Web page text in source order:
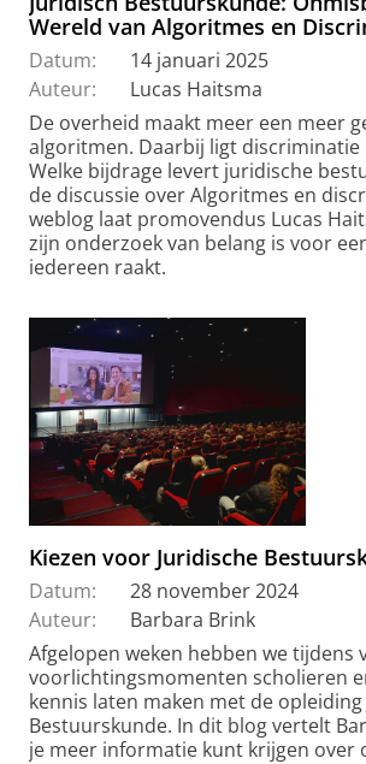
Wereld van Algoritmes en
Datum:
14 januari 2025
Auteur:
Lucas Haitsma
De overheid maakt meer een meer
algoritmen. Daarbij ligt discriminatie
Welke bijdrage levert juridische
de discussie over Algoritmes en
weblog laat promovendus Lucas
zijn onderzoek van belang is voor
iedereen raakt.
Kiezen voor Juridische
Datum:
28 november 2024
Auteur:
Barbara Brink
Afgelopen weken hebben we tijdens
voorlichtingsmomenten scholieren
kennis laten maken met de opleiding
Bestuurskunde. In dit blog vertelt
je meer informatie kunt krijgen over